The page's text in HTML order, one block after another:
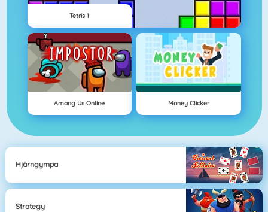
Tetris 1
Among Us Online Money Clicker
Hjärngympa
Strategy